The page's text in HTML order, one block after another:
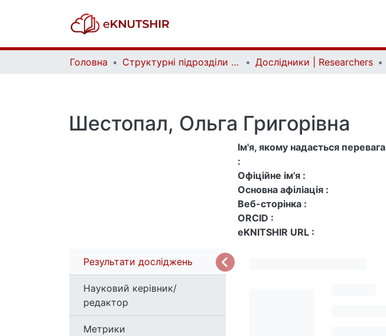
Головна Структурні підрозділи Київського національного університету імені Тараса Шевченка та Організації | Faculties, Institutes and Departments of Taras Shevchenko National University of Kyiv and Organizations Дослідники | Researchers
Шестопал, Ольга Григорівна
Ім'я, якому надається перевага
:
Офіційне ім’я :
Основна афіліація :
Веб-сторінка :
ORCID :
eKNITSHIR URL :
Результати досліджень
Науковий керівник/
редактор
Метрики